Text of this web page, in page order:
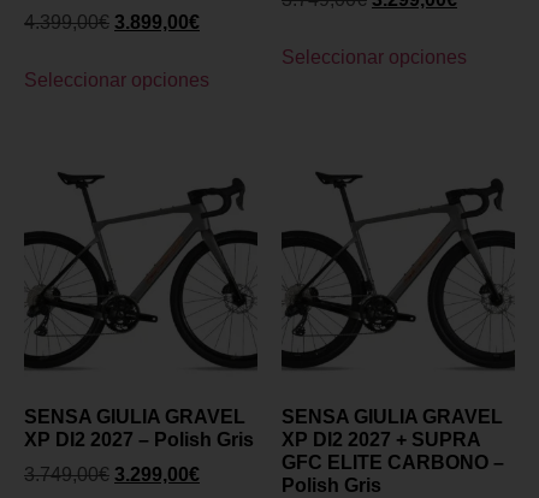
4.399,00€ 3.899,00€
Seleccionar opciones
Seleccionar opciones
SENSA GIULIA GRAVEL
XP DI2 2027 – Polish Gris
3.749,00€ 3.299,00€
SENSA GIULIA GRAVEL
XP DI2 2027 + SUPRA
GFC ELITE CARBONO –
Polish Gris